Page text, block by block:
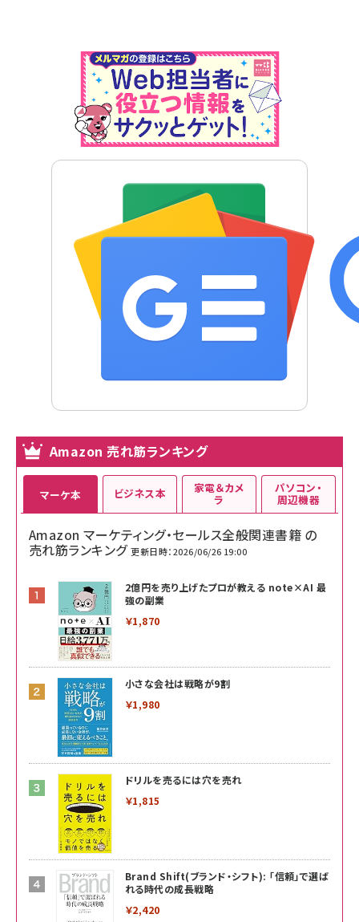
Amazon 売れ筋ランキング
マーケ本
Amazon マーケティング・セールス全般関連書籍 の
売れ筋ランキング 更新日時：2026/06/26 19:00
2億円を売り上げたプロが教える note×AI 最
強の副業
￥1,870
小さな会社は戦略が9割
￥1,980
ドリルを売るには穴を売れ
￥1,815
Brand Shift(ブランド・シフト): 「信頼」で選ば
れる時代の成長戦略
￥2,420
ビジネス本 家電＆カメ
ラ
パソコン・
周辺機器